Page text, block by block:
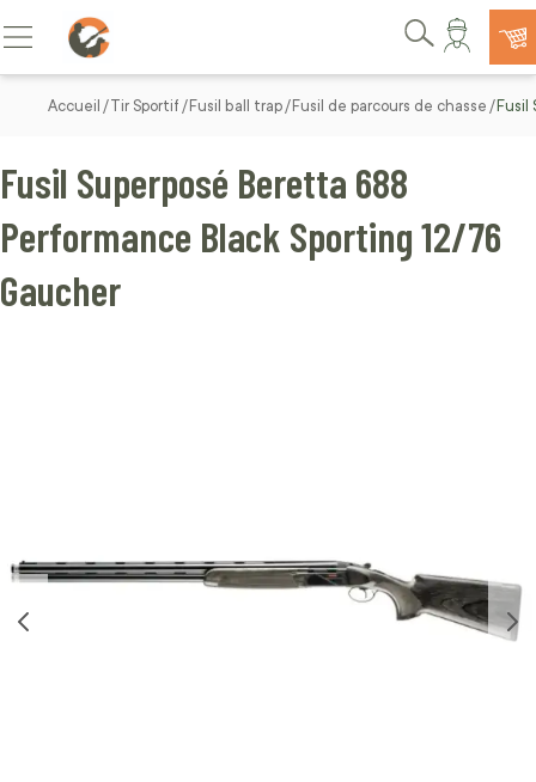
Allez au contenu
Basculer la navigation
Rechercher
Accueil Tir Sportif Fusil ball trap Fusil de parcours de chasse Fusil
Fusil Superposé Beretta 688
Performance Black Sporting 12/76
Gaucher